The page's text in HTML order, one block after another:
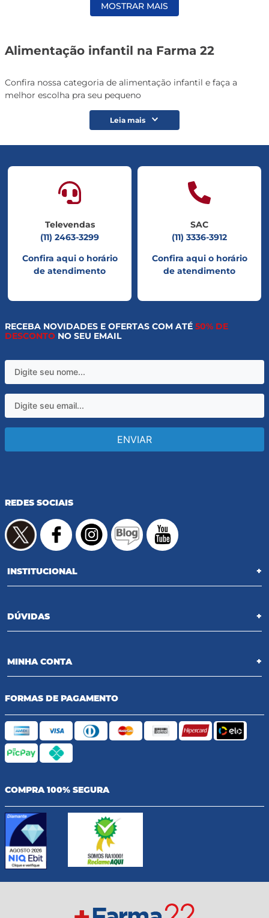
MOSTRAR MAIS
Alimentação infantil na Farma 22
Confira nossa categoria de alimentação infantil e faça a
melhor escolha pra seu pequeno
Leia mais
Televendas
(11) 2463-3299
Confira aqui o horário
de atendimento
SAC
(11) 3336-3912
Confira aqui o horário
de atendimento
RECEBA NOVIDADES E OFERTAS COM ATÉ 50% DE
DESCONTO NO SEU EMAIL
ENVIAR
REDES SOCIAIS
INSTITUCIONAL +
DÚVIDAS +
MINHA CONTA +
FORMAS DE PAGAMENTO
COMPRA 100% SEGURA